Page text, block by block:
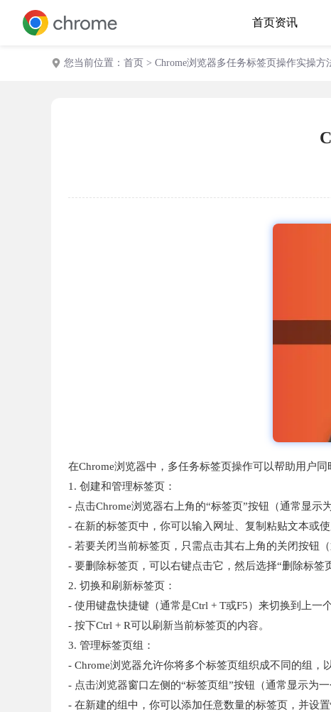
首页资讯
您当前位置： 首页 > Chrome浏览器多任务标签页操作实操方
在Chrome浏览器中，多任务标签页操作可以帮助用户
1. 创建和管理标签页：
- 点击Chrome浏览器右上角的“标签页”按钮（通常显示
- 在新的标签页中，你可以输入网址、复制粘贴文本或
- 若要关闭当前标签页，只需点击其右上角的关闭按钮
- 要删除标签页，可以右键点击它，然后选择“删除标签
2. 切换和刷新标签页：
- 使用键盘快捷键（通常是Ctrl + T或F5）来切换到上一
- 按下Ctrl + R可以刷新当前标签页的内容。
3. 管理标签页组：
- Chrome浏览器允许你将多个标签页组织成不同的组，
- 点击浏览器窗口左侧的“标签页组”按钮（通常显示为
- 在新建的组中，你可以添加任意数量的标签页，并设